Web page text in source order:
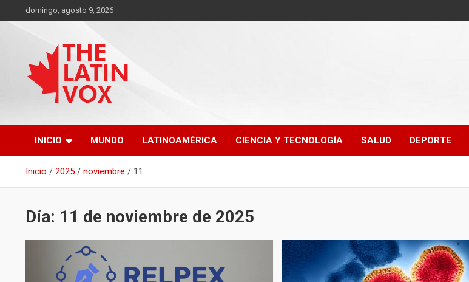
domingo, agosto 9, 2026
THE LATIN VOX
INICIO MUNDO LATINOAMÉRICA CIENCIA Y TECNOLOGÍA SALUD DEPORTE
Inicio 2025 noviembre 11
Día: 11 de noviembre de 2025